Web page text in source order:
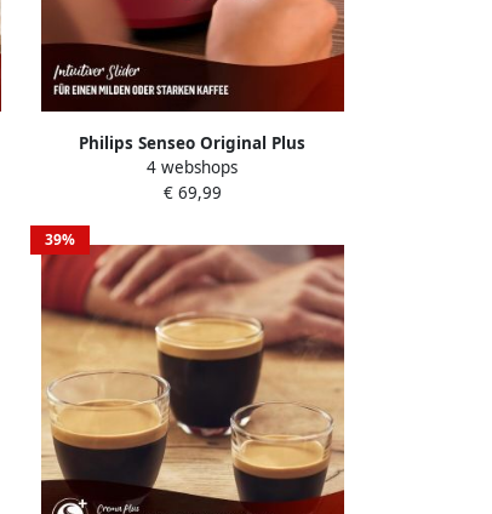
Philips Senseo Original Plus
Koffiepadmachine CSA210 90 Keuze uit
1 of 2 Kopjes Instelbare Intensiteit
4 webshops
€ 69,99
39%